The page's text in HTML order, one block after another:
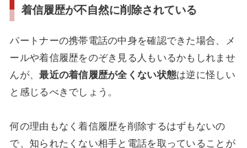
着信履歴が不自然に削除されている
パートナーの携帯電話の中身を確認できた場合、メ
ールや着信履歴をのぞき見る人もいるかもしれませ
んが、最近の着信履歴が全くない状態は逆に怪しい
と感じるべきでしょう。
何の理由もなく着信履歴を削除するはずもないの
で、知られたくない相手と電話を取っていることが